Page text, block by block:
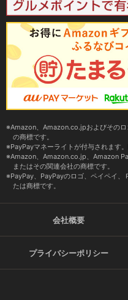
Amazon、Amazon.co.jpおよびその
の商標です。
PayPayマネーライトが付与されます
Amazon、Amazon.co.jp、Amazon
またはその関連会社の商標です。
PayPay、PayPayのロゴ、ペイペイ、
たは商標です。
会社概要
プライバシーポリシー